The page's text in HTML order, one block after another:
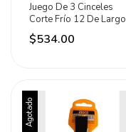
Juego De 3 Cinceles
Corte Frío 12 De Largo
Marca Urrea
$534.00
Agotado